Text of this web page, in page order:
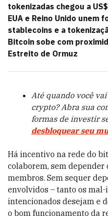
tokenizadas chegou a
EUA e Reino Unido unem
stablecoins e a
Bitcoin sobe com
Estreito de Ormuz
Até quando você
crypto? Abra sua
formas de investir
desbloquear seu
Há incentivo na rede do
colaborem, sem depender
membros. Sem sequer
envolvidos – tanto os
intencionados desejam e
o bom funcionamento da